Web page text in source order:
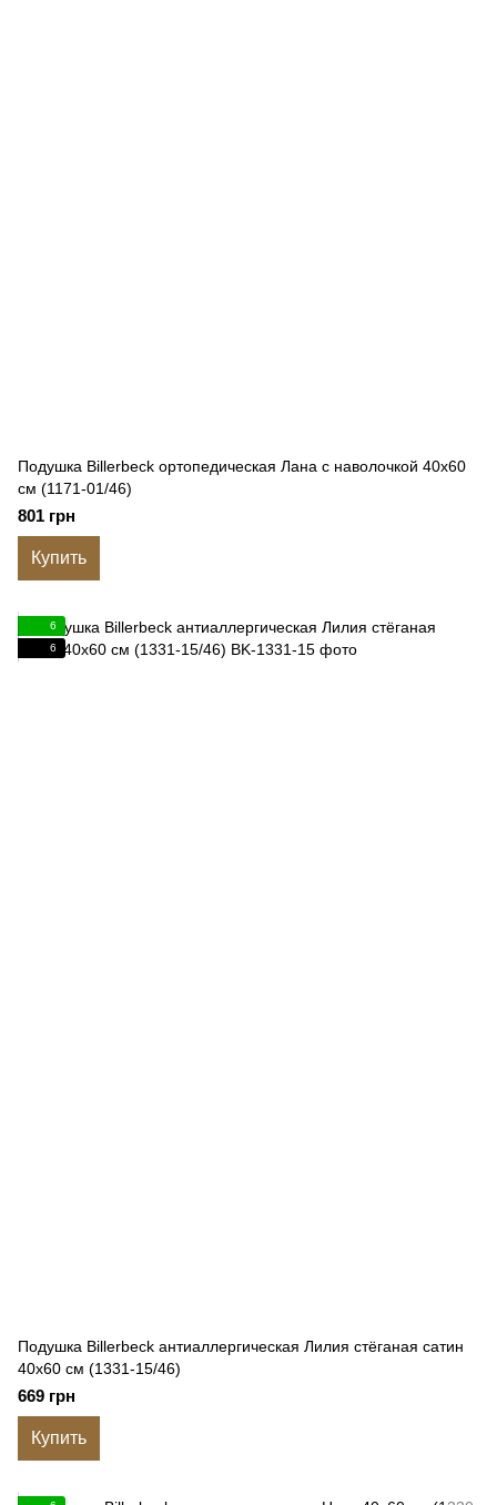
Подушка Billerbeck ортопедическая Лана с наволочкой 40x60
см (1171-01/46)
801 грн
Купить
6
6
Подушка Billerbeck антиаллергическая Лилия стёганая сатин
40x60 см (1331-15/46)
669 грн
Купить